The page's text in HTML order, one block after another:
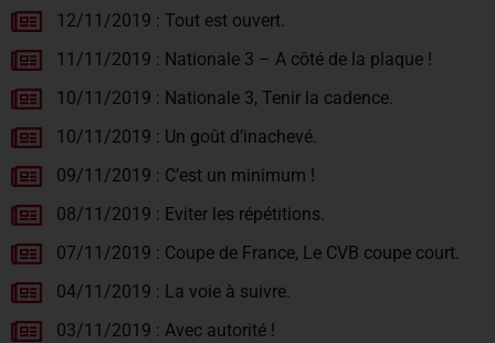
12/11/2019 : Tout est ouvert.
11/11/2019 : Nationale 3 – A côté de la plaque !
10/11/2019 : Nationale 3, Tenir la cadence.
10/11/2019 : Un goût d’inachevé.
09/11/2019 : C’est un minimum !
08/11/2019 : Eviter les répétitions.
07/11/2019 : Coupe de France, Le CVB coupe court.
04/11/2019 : La voie à suivre.
03/11/2019 : Avec autorité !